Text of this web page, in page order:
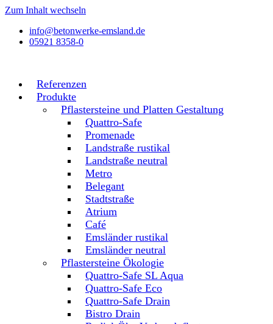
Zum Inhalt wechseln
info@betonwerke-emsland.de
05921 8358-0
Referenzen
Produkte
Pflastersteine und Platten Gestaltung
Quattro-Safe
Promenade
Landstraße rustikal
Landstraße neutral
Metro
Belegant
Stadtstraße
Atrium
Café
Emsländer rustikal
Emsländer neutral
Pflastersteine Ökologie
Quattro-Safe SL Aqua
Quattro-Safe Eco
Quattro-Safe Drain
Bistro Drain